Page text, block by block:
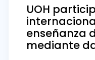
UOH
enseñanza
mediante